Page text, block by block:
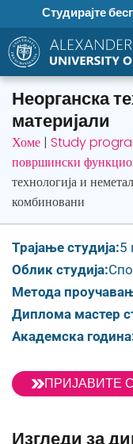
Студирајте
Неорганска
материјали
Хоме | Study
површински
технологија и
комбиновани
Трајање студија:5
Облик студија:
Метода
Диплома мастер
Академска
ПРИЈАВИТЕ